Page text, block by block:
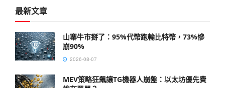
最新文章
山寨牛市掰了：95%代幣跑輸比特幣，73%慘
崩90%
2026-08-07
MEV策略狂飆讓TG機器人崩盤：以太坊優先費